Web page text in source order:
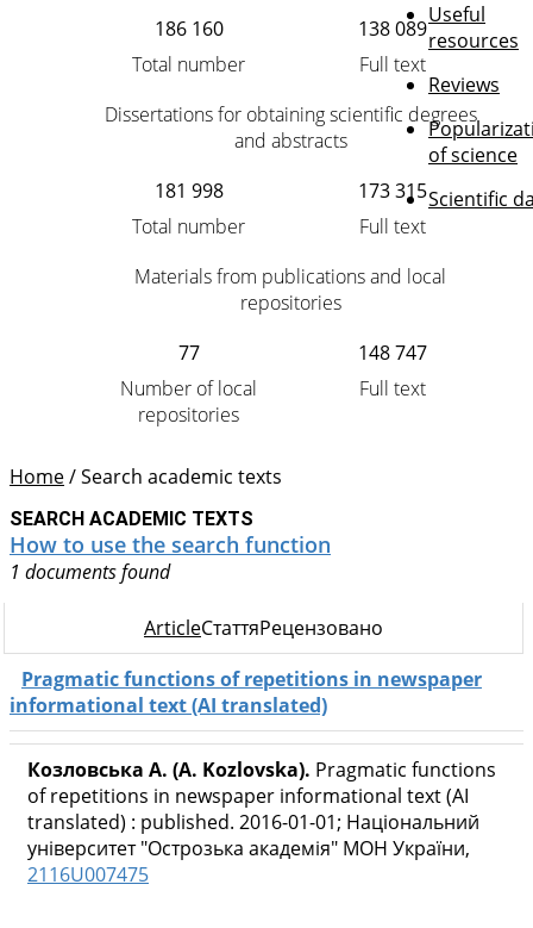
186 160
Total number
138 089
Full text
Dissertations for obtaining scientific degrees
and abstracts
181 998
Total number
173 315
Full text
Materials from publications and local
repositories
77
Number of local
repositories
148 747
Full text
Useful
resources
Reviews
of science
Scientific
Home/Search academic texts
SEARCH ACADEMIC TEXTS
How to use the search function
1 documents found
ArticleСтаттяРецензовано
Pragmatic functions of repetitions in newspaper
informational text (AI translated)
Козловська А. (A. Kozlovska). Pragmatic functions
of repetitions in newspaper informational text (AI
translated) : published. 2016-01-01; Національний
університет "Острозька академія" МОН України,
2116U007475